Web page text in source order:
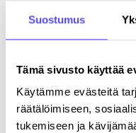
Suostumus
Tämä sivusto käyttää
Käytämme evästeitä
räätälöimiseen,
tukemiseen ja